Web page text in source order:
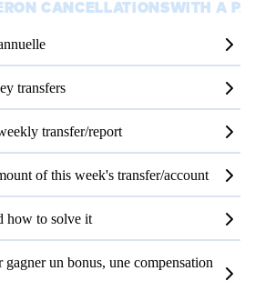
ON CANCELLATIONSWITH A
transfers
transfer/report
of this week's transfer/account
how to solve it
un bonus, une compensation